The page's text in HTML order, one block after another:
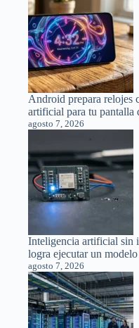
Android prepara relojes
artificial para tu pantalla
agosto 7, 2026
Inteligencia artificial sin
logra ejecutar un
agosto 7, 2026